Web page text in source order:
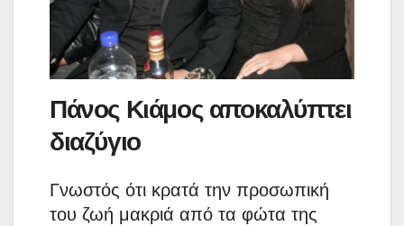
Πάνος Κιάμος αποκαλύπτει
διαζύγιο
Γνωστός ότι κρατά την προσωπική
του ζωή μακριά από τα φώτα της